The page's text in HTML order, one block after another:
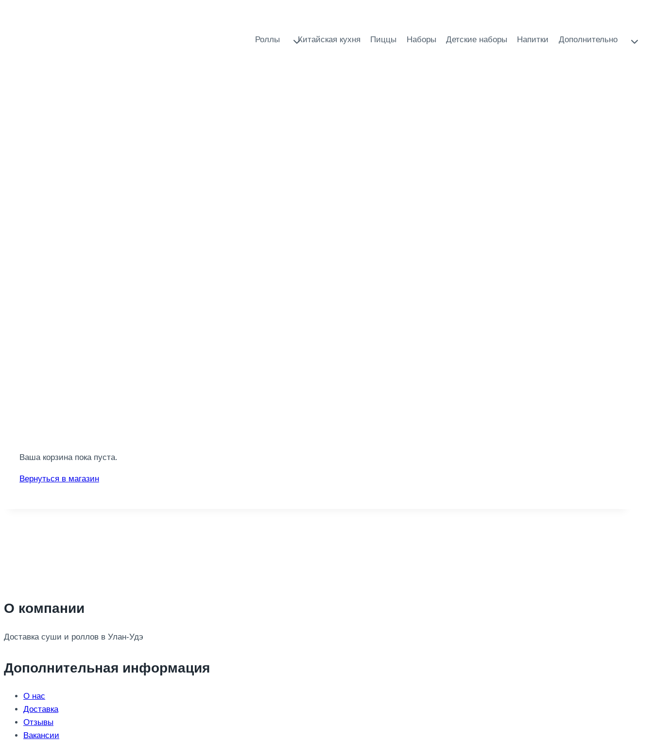
Роллы Китайская кухня Пиццы Наборы Детские наборы Напитки Дополнительно
Ваша корзина пока пуста.
Вернуться в магазин
О компании
Доставка суши и роллов в Улан-Удэ
Дополнительная информация
О нас
Доставка
Отзывы
Вакансии